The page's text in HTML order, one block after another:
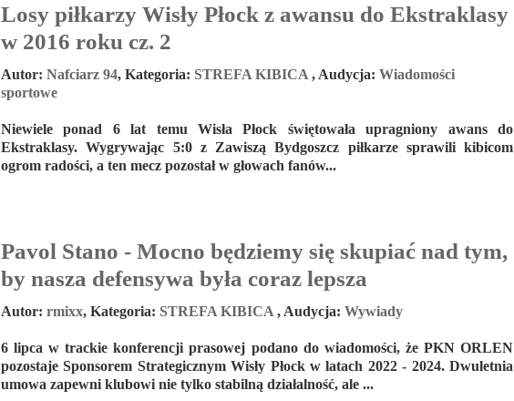
Losy piłkarzy Wisły Płock z awansu do Ekstraklasy
w 2016 roku cz. 2
Autor: Nafciarz 94, Kategoria: STREFA KIBICA , Audycja: Wiadomości
sportowe
Niewiele ponad 6 lat temu Wisła Płock świętowała upragniony awans do
Ekstraklasy. Wygrywając 5:0 z Zawiszą Bydgoszcz piłkarze sprawili kibicom
ogrom radości, a ten mecz pozostał w głowach fanów...
Pavol Stano - Mocno będziemy się skupiać nad tym,
by nasza defensywa była coraz lepsza
Autor: rmixx, Kategoria: STREFA KIBICA , Audycja: Wywiady
6 lipca w trackie konferencji prasowej podano do wiadomości, że PKN ORLEN
pozostaje Sponsorem Strategicznym Wisły Płock w latach 2022 - 2024. Dwuletnia
umowa zapewni klubowi nie tylko stabilną działalność, ale ...